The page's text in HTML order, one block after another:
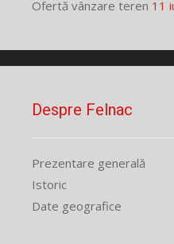
Ofertă vânzare teren 11
Despre Felnac
Prezentare generală
Istoric
Date geografice